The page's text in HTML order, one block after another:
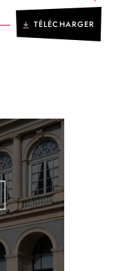
TÉLÉCHARGER